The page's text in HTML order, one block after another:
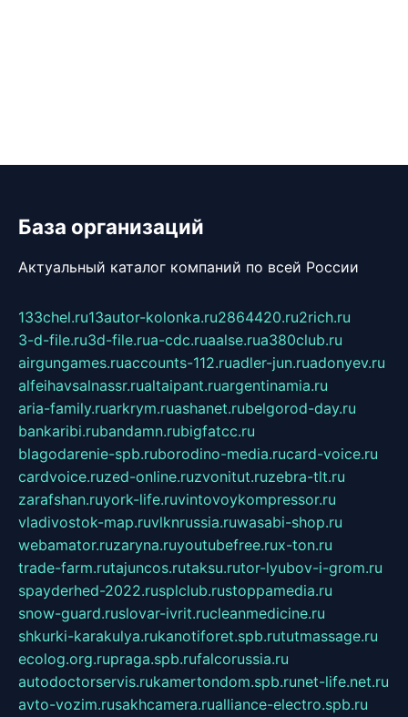
База организаций
Актуальный каталог компаний по всей России
133chel.ru13autor-kolonka.ru2864420.ru2rich.ru
3-d-file.ru3d-file.rua-cdc.ruaalse.rua380club.ru
airgungames.ruaccounts-112.ruadler-jun.ruadonyev.ru
alfeihavsalnassr.rualtaipant.ruargentinamia.ru
aria-family.ruarkrym.ruashanet.rubelgorod-day.ru
bankaribi.rubandamn.rubigfatcc.ru
blagodarenie-spb.ruborodino-media.rucard-voice.ru
cardvoice.ruzed-online.ruzvonitut.ruzebra-tlt.ru
zarafshan.ruyork-life.ruvintovoykompressor.ru
vladivostok-map.ruvlknrussia.ruwasabi-shop.ru
webamator.ruzaryna.ruyoutubefree.rux-ton.ru
trade-farm.rutajuncos.rutaksu.rutor-lyubov-i-grom.ru
spayderhed-2022.rusplclub.rustoppamedia.ru
snow-guard.ruslovar-ivrit.rucleanmedicine.ru
shkurki-karakulya.rukanotiforet.spb.rututmassage.ru
ecolog.org.rupraga.spb.rufalcorussia.ru
autodoctorservis.rukamertondom.spb.runet-life.net.ru
avto-vozim.rusakhcamera.rualliance-electro.spb.ru